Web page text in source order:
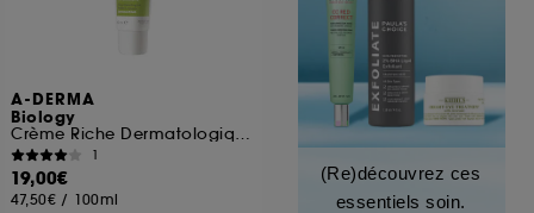
A-DERMA
Biology
Crème Riche Dermatologique Hydratante
1
19,00€
47,50€ / 100ml
(Re)découvrez ces
essentiels soin.